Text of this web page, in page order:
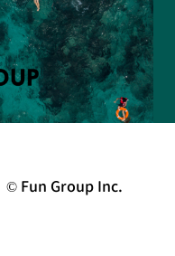
© Fun Group Inc.